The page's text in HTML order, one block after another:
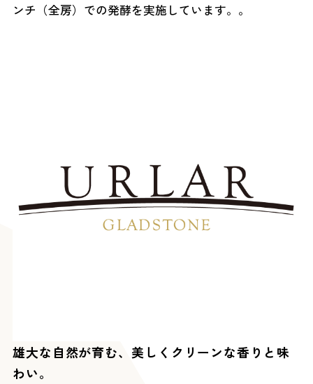
ンチ（全房）での発酵を実施しています。。
雄大な自然が育む、美しくクリーンな香りと味
わい。